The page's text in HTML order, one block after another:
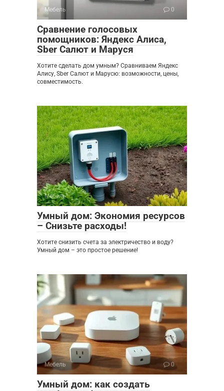
Мебель 0
Сравнение голосовых
помощников: Яндекс Алиса,
Sber Салют и Маруся
Хотите сделать дом умным? Сравниваем Яндекс
Алису, Sber Салют и Марусю: возможности, цены,
совместимость.
Мебель 0
Умный дом: Экономия ресурсов
– Снизьте расходы!
Хотите снизить счета за электричество и воду?
Умный дом – это простое решение!
Мебель 0
Умный дом: как создать